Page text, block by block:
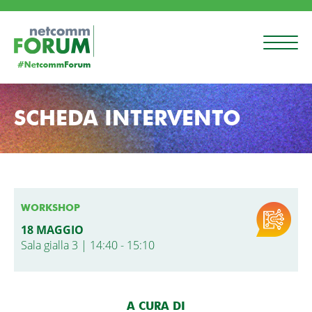
SCHEDA INTERVENTO
WORKSHOP
18 MAGGIO
Sala gialla 3 | 14:40 - 15:10
A CURA DI